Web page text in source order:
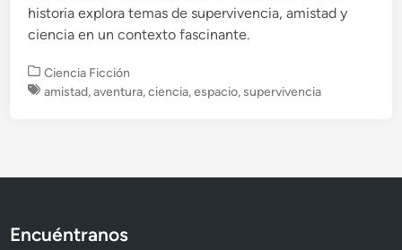
historia explora temas de supervivencia, amistad y
ciencia en un contexto fascinante.
P
u
e
Ciencia Ficción
amistad,aventura,ciencia,espacio,supervivencia
Encuéntranos